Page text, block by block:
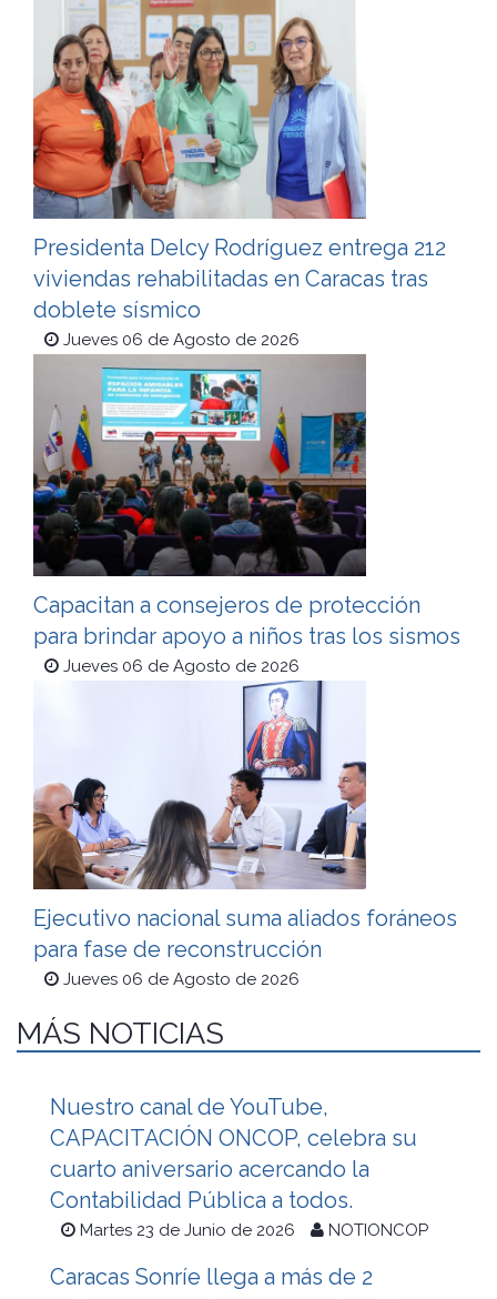
Presidenta Delcy Rodríguez entrega 212
viviendas rehabilitadas en Caracas tras
doblete sísmico
Jueves 06 de Agosto de 2026
Capacitan a consejeros de protección
para brindar apoyo a niños tras los sismos
Jueves 06 de Agosto de 2026
Ejecutivo nacional suma aliados foráneos
para fase de reconstrucción
Jueves 06 de Agosto de 2026
MÁS NOTICIAS
Nuestro canal de YouTube,
CAPACITACIÓN ONCOP, celebra su
cuarto aniversario acercando la
Contabilidad Pública a todos.
Martes 23 de Junio de 2026 NOTIONCOP
Caracas Sonríe llega a más de 2